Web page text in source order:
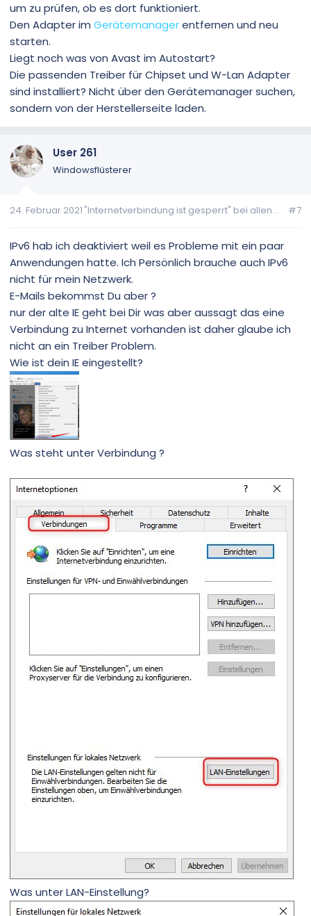
um zu prüfen, ob es dort funktioniert.
Den Adapter im Gerätemanagerentfernen und neu
starten.
Liegt noch was von Avast im Autostart?
Die passenden Treiber für Chipset und W-Lan Adapter
sind installiert? Nicht über den Gerätemanager suchen,
sondern von der Herstellerseite laden.
User 261
Windowsflüsterer
24. Februar 2021 "Internetverbindung ist gesperrt" bei allen... #7
IPv6 hab ich deaktiviert weil es Probleme mit ein paar
Anwendungen hatte. Ich Persönlich brauche auch IPv6
nicht für mein Netzwerk.
E-Mails bekommst Du aber ?
nur der alte IE geht bei Dir was aber aussagt das eine
Verbindung zu Internet vorhanden ist daher glaube ich
nicht an ein Treiber Problem.
Wie ist dein IE eingestellt?
Was steht unter Verbindung ?
Was unter LAN-Einstellung?